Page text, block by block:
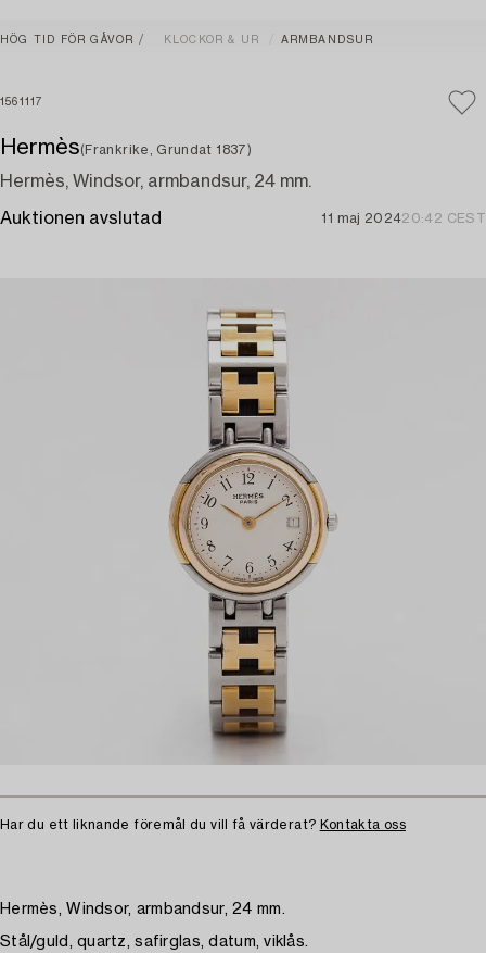
HÖG TID FÖR GÅVOR KLOCKOR & UR ARMBANDSUR
1561117
Hermès(Frankrike, Grundat 1837)
Hermès, Windsor, armbandsur, 24 mm.
Auktionen avslutad 11 maj 202420:42 CEST
Har du ett liknande föremål du vill få värderat? Kontakta oss
Hermès, Windsor, armbandsur, 24 mm.
Stål/guld, quartz, safirglas, datum, viklås.